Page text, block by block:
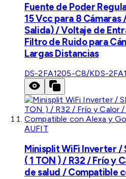
Fuente de Poder
15 Vcc para 8 Cámaras
Salida) / Voltaje de
Filtro de Ruido para
Largas Distancias
DS-2FA1205-C8/KDS-
AUFIT
Minisplit WiFi Inverter /
( 1 TON ) / R32 / Frío y
de salud / Compatible